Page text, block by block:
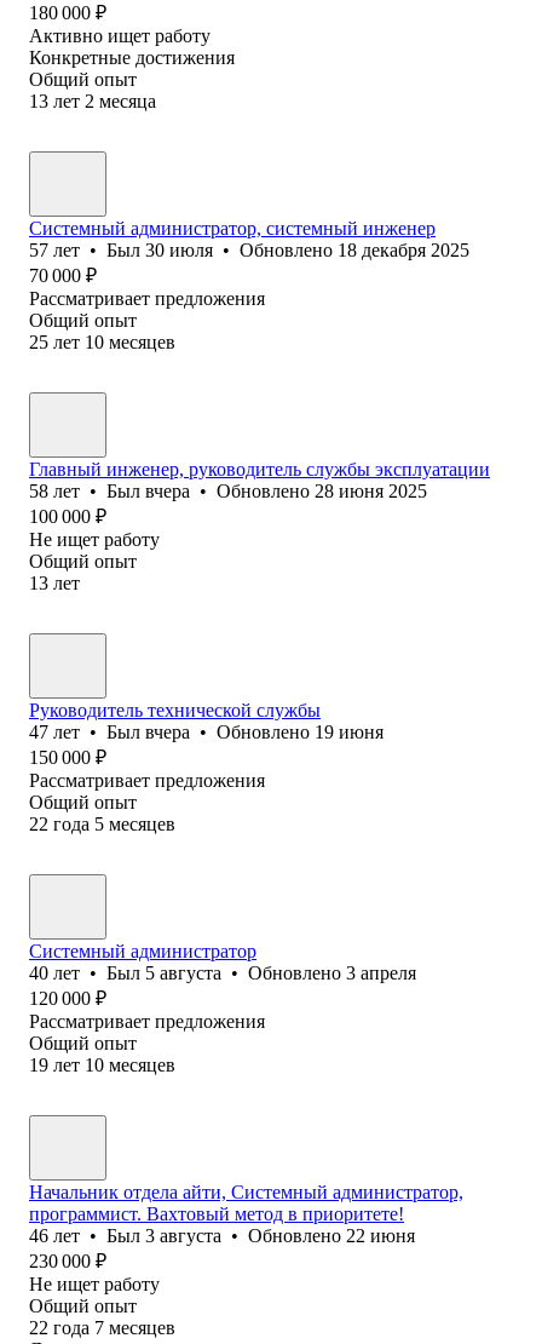
180 000 ₽
Активно ищет работу
Конкретные достижения
Общий опыт
13 лет 2 месяца
Системный администратор, системный инженер
57 лет • Был 30 июля • Обновлено 18 декабря 2025
70 000 ₽
Рассматривает предложения
Общий опыт
25 лет 10 месяцев
Главный инженер, руководитель службы эксплуатации
58 лет • Был вчера • Обновлено 28 июня 2025
100 000 ₽
Не ищет работу
Общий опыт
13 лет
Руководитель технической службы
47 лет • Был вчера • Обновлено 19 июня
150 000 ₽
Рассматривает предложения
Общий опыт
22 года 5 месяцев
Системный администратор
40 лет • Был 5 августа • Обновлено 3 апреля
120 000 ₽
Рассматривает предложения
Общий опыт
19 лет 10 месяцев
Начальник отдела айти, Системный администратор,
программист. Вахтовый метод в приоритете!
46 лет • Был 3 августа • Обновлено 22 июня
230 000 ₽
Не ищет работу
Общий опыт
22 года 7 месяцев